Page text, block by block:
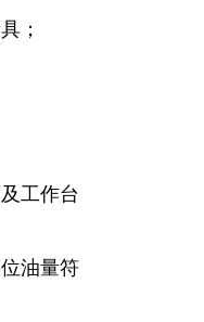
；
工作台
油量符